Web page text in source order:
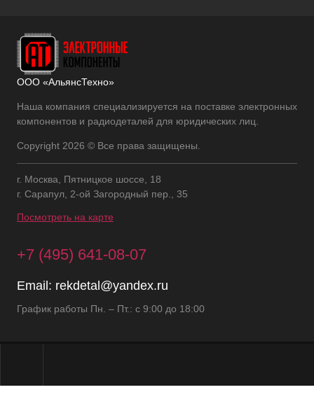
ООО «АльянсТехно»
Наша компания специализируется на поставке электронных
компонентов и радиодеталей для юридических лиц.
Copyright 2026 © Все права защищены.
г. Москва, Пятницкое шоссе, 18
г. Сарапул, 2-ой Загородный пер., 35
Посмотреть на карте
+7 (495) 641-08-07
Email: rekdetal@yandex.ru
График работы Пн. – Пт.: с 9:00 до 18:00